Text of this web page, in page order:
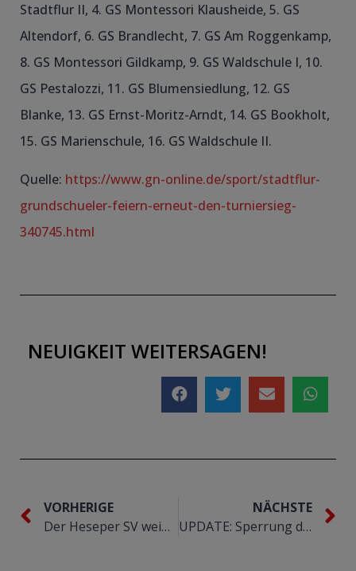
Stadtflur II, 4. GS Montessori Klausheide, 5. GS
Altendorf, 6. GS Brandlecht, 7. GS Am Roggenkamp,
8. GS Montessori Gildkamp, 9. GS Waldschule I, 10.
GS Pestalozzi, 11. GS Blumensiedlung, 12. GS
Blanke, 13. GS Ernst-Moritz-Arndt, 14. GS Bookholt,
15. GS Marienschule, 16. GS Waldschule II.
Quelle: https://www.gn-online.de/sport/stadtflur-
grundschueler-feiern-erneut-den-turniersieg-
340745.html
NEUIGKEIT WEITERSAGEN!
VORHERIGE
Der Heseper SV weiht seinen renovierten Clubraum und das neue Flutlicht ein
NÄCHSTE
UPDATE: Sperrung der Sportanlage des Heseper SV